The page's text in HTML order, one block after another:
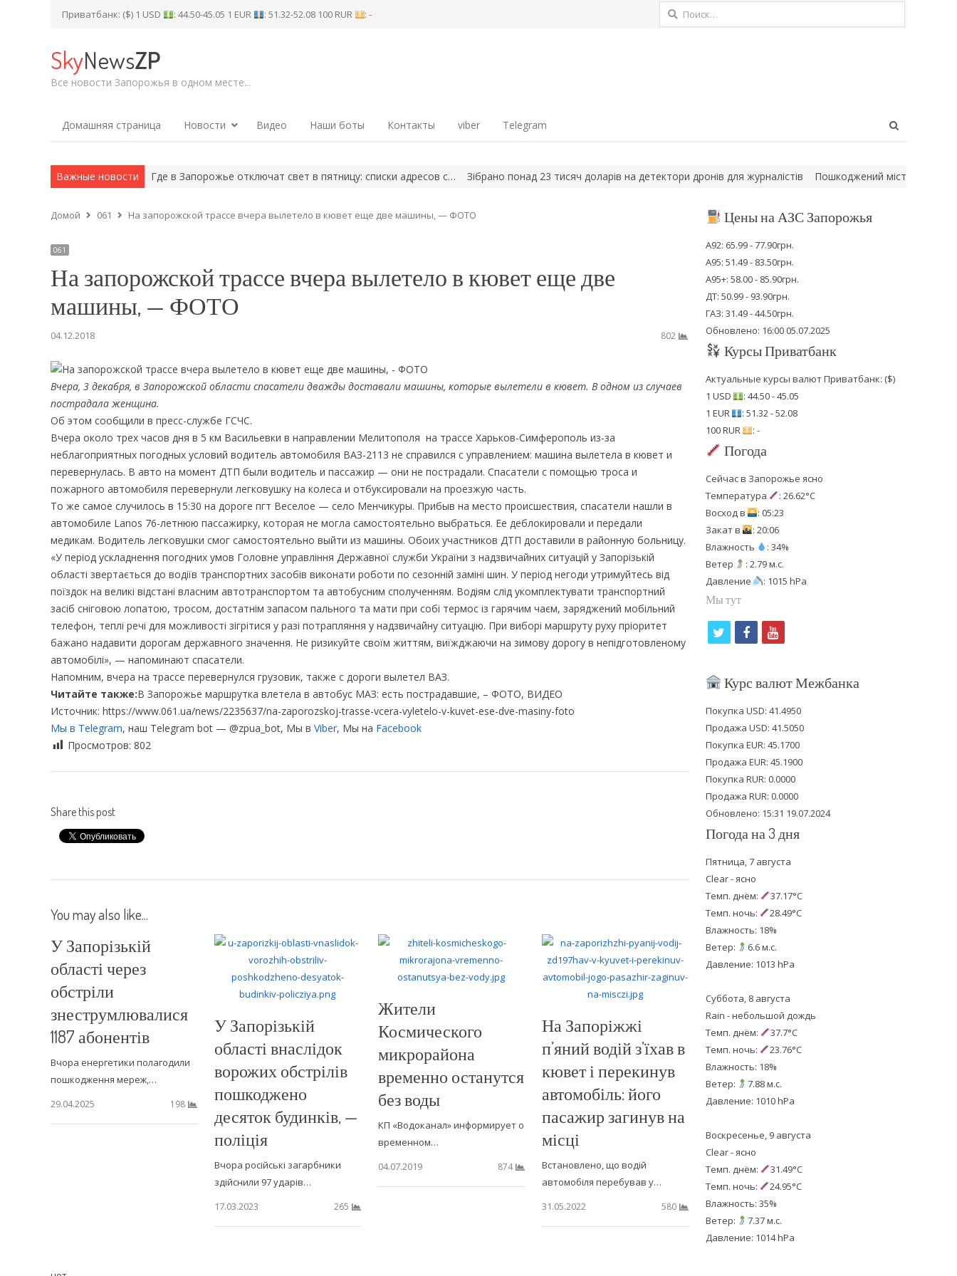
Приватбанк: ($) 1 USD : 44.50-45.05 1 EUR : 51.32-52.08 100 RUR : - Найти:
SkyNewsZP
Все новости Запорожья в одном месте...
Домашняя страница Новости Видео Наши боты Контакты viber Telegram
Важные новости
рух транспорту на… Где в Запорожье отключат свет в пятницу: списки адресов с… Зібрано понад 23 тисяч доларів на детектори дронів для журналістів Пошкоджений міст став пасткою:
Домой 061 На запорожской трассе вчера вылетело в кювет еще две машины, — ФОТО
061
На запорожской трассе вчера вылетело в кювет еще две
машины, — ФОТО
04.12.2018 802
Вчера, 3 декабря, в Запорожской области спасатели дважды доставали машины, которые вылетели в кювет. В одном из случаев
пострадала женщина.
Об этом сообщили в пресс-службе ГСЧС.
Вчера около трех часов дня в 5 км Васильевки в направлении Мелитополя на трассе Харьков-Симферополь из-за
неблагоприятных погодных условий водитель автомобиля ВАЗ-2113 не справился с управлением: машина вылетела в кювет и
перевернулась. В авто на момент ДТП были водитель и пассажир — они не пострадали. Спасатели с помощью троса и
пожарного автомобиля перевернули легковушку на колеса и отбуксировали на проезжую часть.
То же самое случилось в 15:30 на дороге пгт Веселое — село Менчикуры. Прибыв на место происшествия, спасатели нашли в
автомобиле Lanos 76-летнюю пассажирку, которая не могла самостоятельно выбраться. Ее деблокировали и передали
медикам. Водитель легковушки смог самостоятельно выйти из машины. Обоих участников ДТП доставили в районную больницу.
«У період ускладнення погодних умов Головне управління Державної служби України з надзвичайних ситуацій у Запорізькій
області звертається до водіїв транспортних засобів виконати роботи по сезонній заміні шин. У період негоди утримуйтесь від
поїздок на великі відстані власним автотранспортом та автобусним сполученням. Водіям слід укомплектувати транспортний
засіб сніговою лопатою, тросом, достатнім запасом пального та мати при собі термос із гарячим чаєм, заряджений мобільний
телефон, теплі речі для можливості зігрітися у разі потрапляння у надзвичайну ситуацію. При виборі маршруту руху пріоритет
бажано надавити дорогам державного значення. Не ризикуйте своїм життям, виїжджаючи на зимову дорогу в непідготовленому
автомобілі», — напоминают спасатели.
Напомним, вчера на трассе перевернулся грузовик, также с дороги вылетел ВАЗ.
Читайте также:В Запорожье маршрутка влетела в автобус МАЗ: есть пострадавшие, – ФОТО, ВИДЕО
Источник: https://www.061.ua/news/2235637/na-zaporozskoj-trasse-vcera-vyletelo-v-kuvet-ese-dve-masiny-foto
Мы в Telegram, наш Telegram bot — @zpua_bot, Мы в Viber, Мы на Facebook
Просмотров: 802
Share this post
You may also like...
У Запорізькій
області через
обстріли
знеструмлювалися
1187 абонентів
Вчора енергетики полагодили
пошкодження мереж,…
29.04.2025
198
У Запорізькій
області внаслідок
ворожих обстрілів
пошкоджено
десяток будинків, —
поліція
Вчора російські загарбники
здійснили 97 ударів…
17.03.2023
265
Жители
Космического
микрорайона
временно останутся
без воды
КП «Водоканал» информирует о
временном…
04.07.2019
874
На Запоріжжі
п’яний водій з’їхав в
кювет і перекинув
автомобіль: його
пасажир загинув на
місці
Встановлено, що водій
автомобіля перебував у…
31.05.2022
580
Цены на АЗС Запорожья
А92: 65.99 - 77.90грн.
А95: 51.49 - 83.50грн.
А95+: 58.00 - 85.90грн.
ДТ: 50.99 - 93.90грн.
ГАЗ: 31.49 - 44.50грн.
Обновлено: 16:00 05.07.2025
Курсы Приватбанк
Актуальные курсы валют Приватбанк: ($)
1 USD
: 44.50 - 45.05
1 EUR
: 51.32 - 52.08
100 RUR
: -
Погода
Сейчас в Запорожье ясно
Температура
: 26.62°C
Восход в
: 05:23
Закат в
: 20:06
Влажность
: 34%
Ветер
: 2.79 м.с.
Давление
: 1015 hPa
Мы тут
i
t
e
r
f
c
b
o
o
k
y
u
u
b
e
Курс валют Межбанка
Покупка USD: 41.4950
Продажа USD: 41.5050
Покупка EUR: 45.1700
Продажа EUR: 45.1900
Покупка RUR: 0.0000
Продажа RUR: 0.0000
Обновлено: 15:31 19.07.2024
Погода на 3 дня
Пятница, 7 августа
Clear - ясно
Темп. днём:
37.17°C
Темп. ночь:
28.49°C
Влажность: 18%
Ветер:
6.6 м.с.
Давление: 1013 hPa
Суббота, 8 августа
Rain - небольшой дождь
Темп. днём:
37.7°C
Темп. ночь:
23.76°C
Влажность: 18%
Ветер:
7.88 м.с.
Давление: 1010 hPa
Воскресенье, 9 августа
Clear - ясно
Темп. днём:
31.49°C
Темп. ночь:
24.95°C
Влажность: 35%
Ветер:
7.37 м.с.
Давление: 1014 hPa